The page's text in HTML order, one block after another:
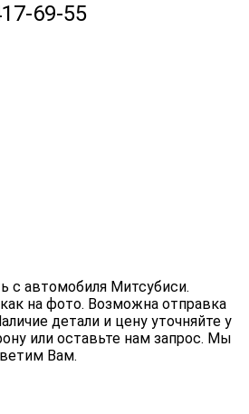
69-55
с автомобиля Митсубиси.
на фото. Возможна отправка
детали и цену уточняйте у
или оставьте нам запрос. Мы
Вам.